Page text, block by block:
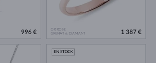
996 €
OR ROSE
GRENAT & DIAMANT
1 387 €
EN STOCK